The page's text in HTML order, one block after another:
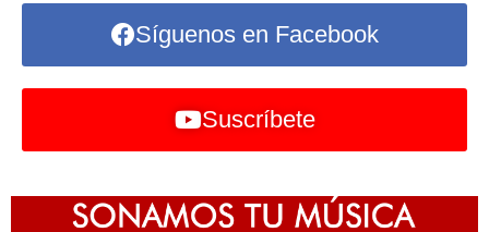
Síguenos en Facebook
Suscríbete